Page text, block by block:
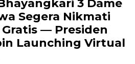
3 Dame
Segera Nikmati
— Presiden
Launching Virtual